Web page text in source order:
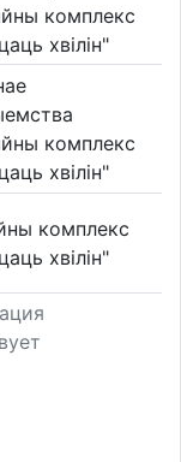
комплекс
хвілін"
комплекс
хвілін"
комплекс
хвілін"